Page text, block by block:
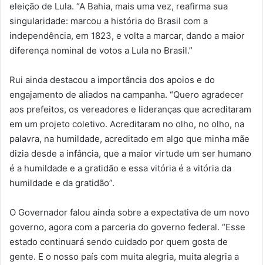
eleição de Lula. “A Bahia, mais uma vez, reafirma sua
singularidade: marcou a história do Brasil com a
independência, em 1823, e volta a marcar, dando a maior
diferença nominal de votos a Lula no Brasil.”
Rui ainda destacou a importância dos apoios e do
engajamento de aliados na campanha. “Quero agradecer
aos prefeitos, os vereadores e lideranças que acreditaram
em um projeto coletivo. Acreditaram no olho, no olho, na
palavra, na humildade, acreditado em algo que minha mãe
dizia desde a infância, que a maior virtude um ser humano
é a humildade e a gratidão e essa vitória é a vitória da
humildade e da gratidão”.
O Governador falou ainda sobre a expectativa de um novo
governo, agora com a parceria do governo federal. “Esse
estado continuará sendo cuidado por quem gosta de
gente. E o nosso país com muita alegria, muita alegria a